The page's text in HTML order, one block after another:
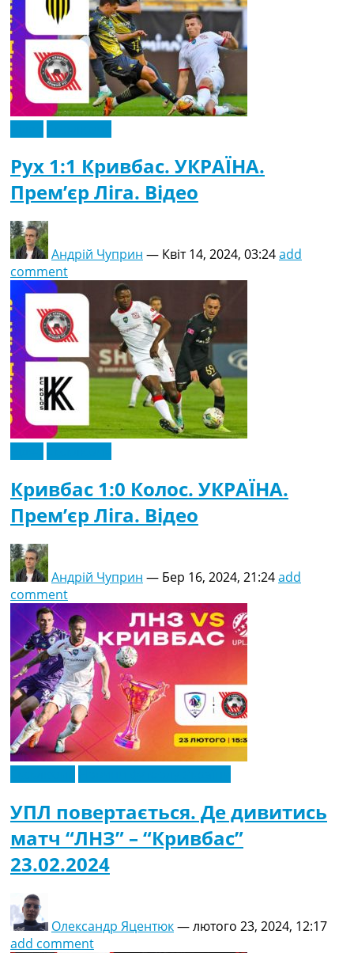
Рух 1:1 Кривбас. УКРАЇНА.
Прем’єр Ліга. Відео
Андрій Чуприн — Квіт 14, 2024, 03:24add
comment
Кривбас 1:0 Колос. УКРАЇНА.
Прем’єр Ліга. Відео
Андрій Чуприн — Бер 16, 2024, 21:24add
comment
УПЛ повертається. Де дивитись
матч “ЛНЗ” – “Кривбас”
23.02.2024
Олександр Яцентюк—лютого 23, 2024, 12:17
add comment